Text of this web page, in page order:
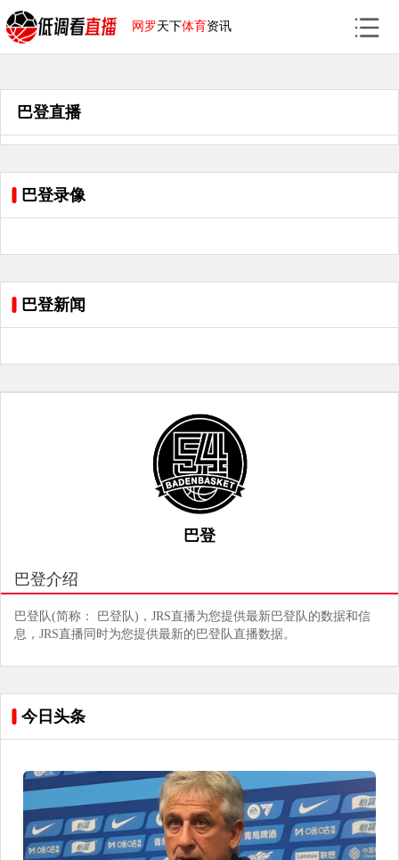
网罗天下体育资讯
巴登直播
巴登录像
巴登新闻
巴登
巴登介绍
巴登队(简称： 巴登队)，JRS直播为您提供最新巴登队的数据和信
息，JRS直播同时为您提供最新的巴登队直播数据。
今日头条